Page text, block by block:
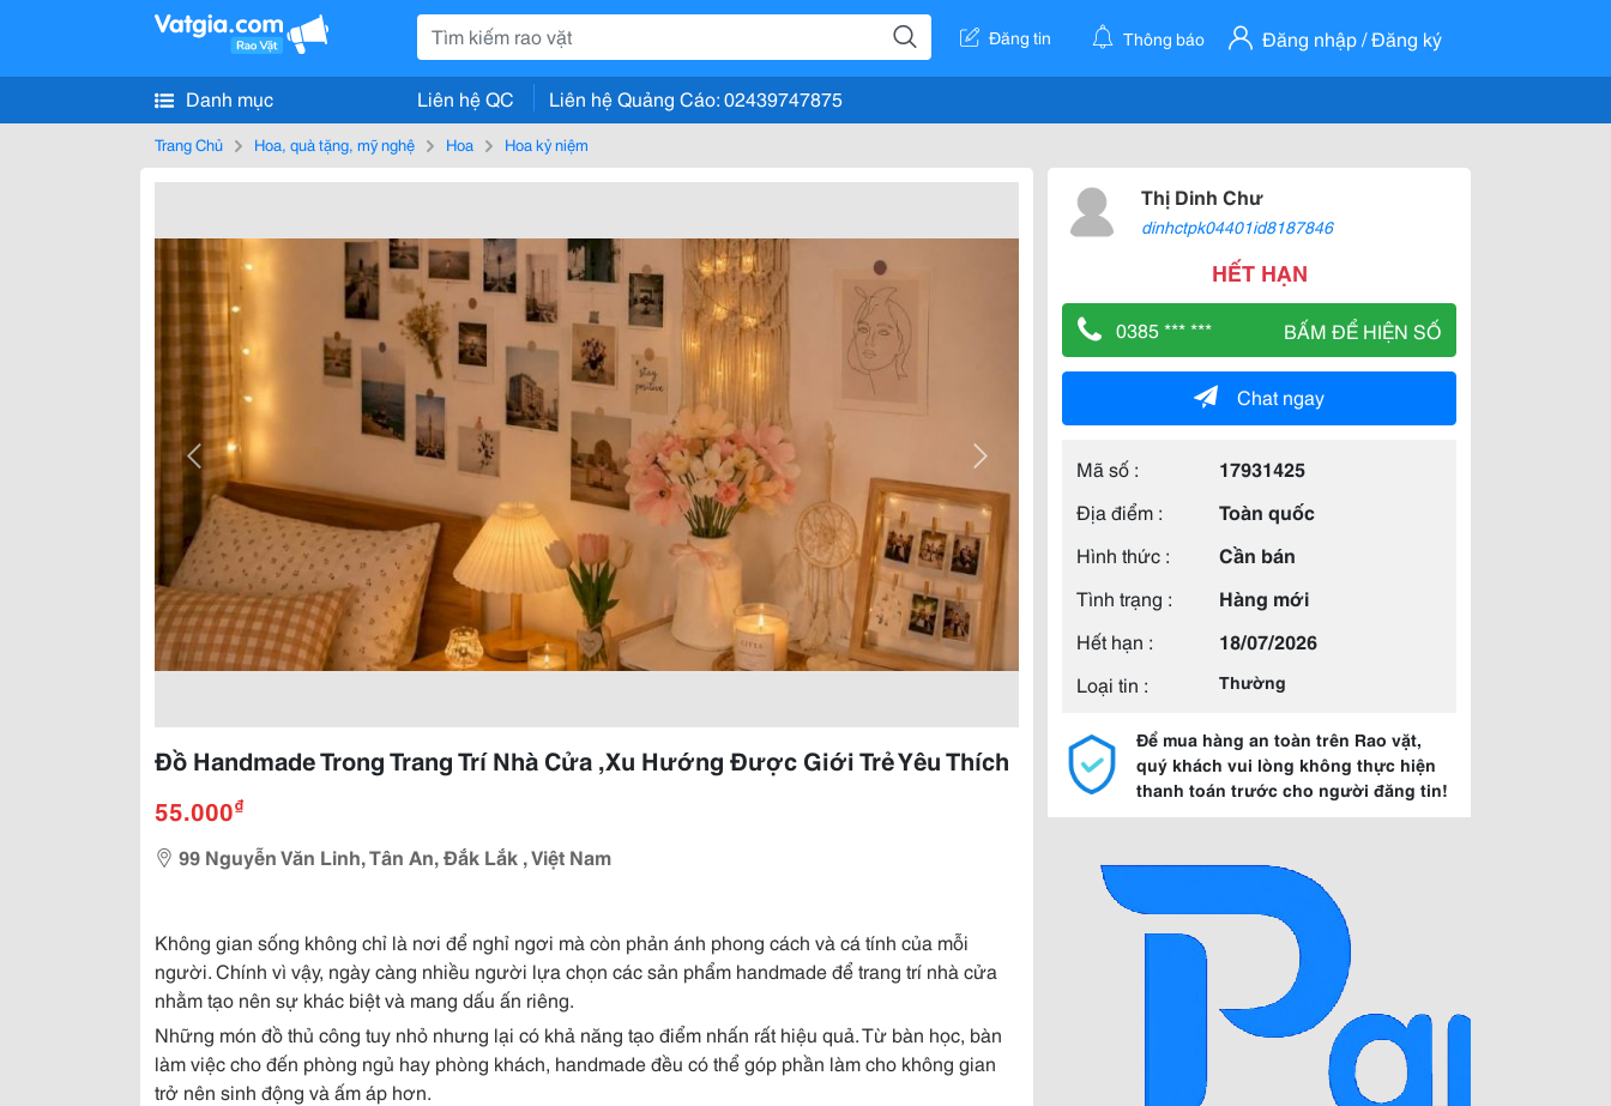
Đăng tin Thông báo Đăng nhập / Đăng ký
Danh mục Liên hệ QC Liên hệ Quảng Cáo: 02439747875
Trang Chủ Hoa, quà tặng, mỹ nghệ Hoa Hoa kỷ niệm
Đồ Handmade Trong Trang Trí Nhà Cửa ,Xu Hướng Được Giới Trẻ Yêu Thích
55.000₫
99 Nguyễn Văn Linh, Tân An, Đắk Lắk , Việt Nam
Không gian sống không chỉ là nơi để nghỉ ngơi mà còn phản ánh phong cách và cá tính của mỗi
người. Chính vì vậy, ngày càng nhiều người lựa chọn các sản phẩm handmade để trang trí nhà cửa
nhằm tạo nên sự khác biệt và mang dấu ấn riêng.
Những món đồ thủ công tuy nhỏ nhưng lại có khả năng tạo điểm nhấn rất hiệu quả. Từ bàn học, bàn
làm việc cho đến phòng ngủ hay phòng khách, handmade đều có thể góp phần làm cho không gian
trở nên sinh động và ấm áp hơn.
Thị Dinh Chư
dinhctpk04401id8187846
HẾT HẠN
0385 *** *** BẤM ĐỂ HIỆN SỐ
Chat ngay
Mã số :
17931425
Địa điểm :
Toàn quốc
Hình thức :
Cần bán
Tình trạng :
Hàng mới
Hết hạn :
18/07/2026
Loại tin :
Thường
Để mua hàng an toàn trên Rao vặt,
quý khách vui lòng không thực hiện
thanh toán trước cho người đăng tin!